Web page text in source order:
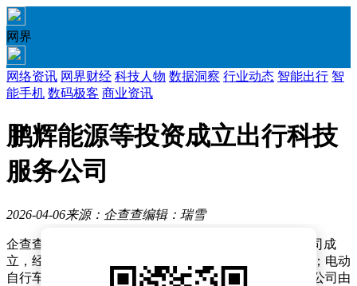
网界
网络资讯 网界财经 科技人物 数据洞察 行业动态 智能出行 智
能手机 数码极客 商业资讯
鹏辉能源等投资成立出行科技
服务公司
2026-04-06来源：企查查编辑：瑞雪
企查查APP显示，近日，广州鹏林出行科技服务有限公司成
立，经营范围包含：共享自行车服务；电动自行车销售；电动
自行车维修；蓄电池租赁等。企查查股权穿透显示，该公司由